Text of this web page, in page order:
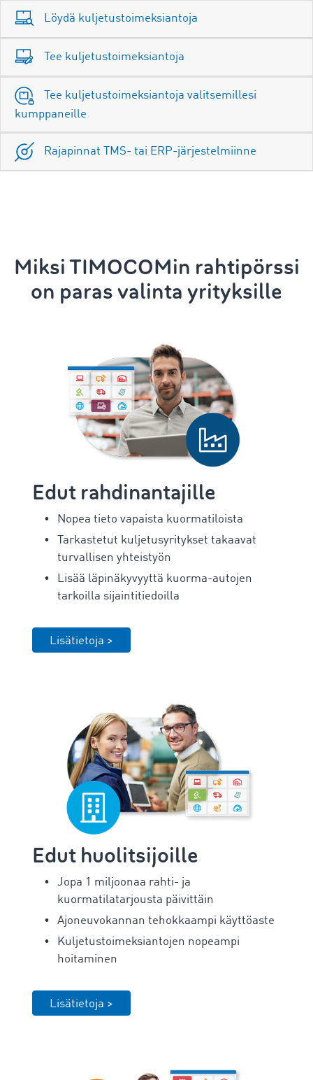
Löydä kuljetustoimeksiantoja
Tee kuljetustoimeksiantoja
Tee kuljetustoimeksiantoja valitsemillesi
kumppaneille
Rajapinnat TMS- tai ERP-järjestelmiinne
Miksi TIMOCOMin rahtipörssi
on paras valinta yrityksille
Edut rahdinantajille
Nopea tieto vapaista kuormatiloista
Tarkastetut kuljetusyritykset takaavat
turvallisen yhteistyön
Lisää läpinäkyvyyttä kuorma-autojen
tarkoilla sijaintitiedoilla
Lisätietoja >
Edut huolitsijoille
Jopa 1 miljoonaa rahti- ja
kuormatilatarjousta päivittäin
Ajoneuvokannan tehokkaampi käyttöaste
Kuljetustoimeksiantojen nopeampi
hoitaminen
Lisätietoja >